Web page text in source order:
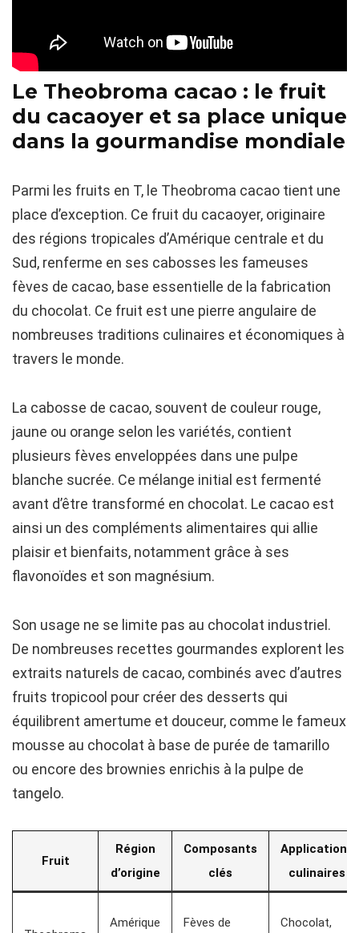
Le Theobroma cacao : le fruit
du cacaoyer et sa place unique
dans la gourmandise mondiale
Parmi les fruits en T, le Theobroma cacao tient une
place d’exception. Ce fruit du cacaoyer, originaire
des régions tropicales d’Amérique centrale et du
Sud, renferme en ses cabosses les fameuses
fèves de cacao, base essentielle de la fabrication
du chocolat. Ce fruit est une pierre angulaire de
nombreuses traditions culinaires et économiques à
travers le monde.
La cabosse de cacao, souvent de couleur rouge,
jaune ou orange selon les variétés, contient
plusieurs fèves enveloppées dans une pulpe
blanche sucrée. Ce mélange initial est fermenté
avant d’être transformé en chocolat. Le cacao est
ainsi un des compléments alimentaires qui allie
plaisir et bienfaits, notamment grâce à ses
flavonoïdes et son magnésium.
Son usage ne se limite pas au chocolat industriel.
De nombreuses recettes gourmandes explorent les
extraits naturels de cacao, combinés avec d’autres
fruits tropicool pour créer des desserts qui
équilibrent amertume et douceur, comme le fameux
mousse au chocolat à base de purée de tamarillo
ou encore des brownies enrichis à la pulpe de
tangelo.
Fruit
Région
d’origine
Composants
clés
Applications
culinaires
Amérique Fèves de Chocolat,